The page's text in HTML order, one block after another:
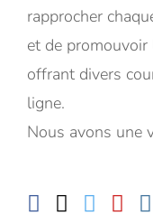
rapprocher
et de
offrant divers
ligne.
Nous avons une